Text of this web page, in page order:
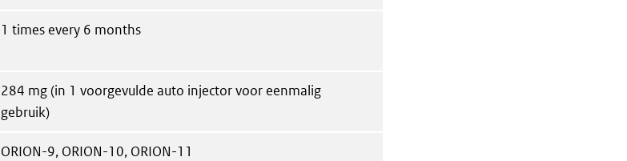
1 times every 6 months
284 mg (in 1 voorgevulde auto injector voor eenmalig
gebruik)
ORION-9, ORION-10, ORION-11